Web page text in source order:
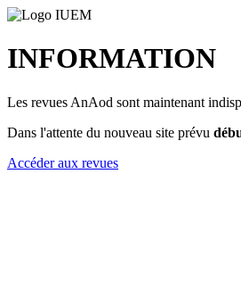
INFORMATION
Les revues AnAod sont maintenant
Dans l'attente du nouveau site prévu
Accéder aux revues